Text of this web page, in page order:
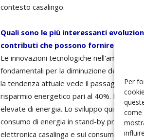
Per
come
contesto casalingo.
Quali sono le più interessanti
contributi che possono fornire al
Le innovazioni tecnologiche nell'ambito
fondamentali per la diminuzione degli
la tendenza attuale vede il passaggio da
risparmio energetico pari al 40%. In
elevate di energia. Lo sviluppo quindi di
consumo di energia in stand-by produrrà
elettronica casalinga e sui consumi di